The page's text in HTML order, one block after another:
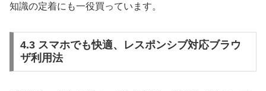
知識の定着にも一役買っています。
4.3 スマホでも快適、レスポンシブ対応ブラウ
ザ利用法